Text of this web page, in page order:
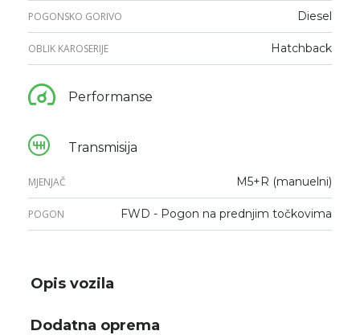
POGONSKO GORIVO Diesel
OBLIK KAROSERIJE Hatchback
Performanse
Transmisija
MJENJAČ M5+R (manuelni)
POGON FWD - Pogon na prednjim točkovima
Opis vozila
Dodatna oprema